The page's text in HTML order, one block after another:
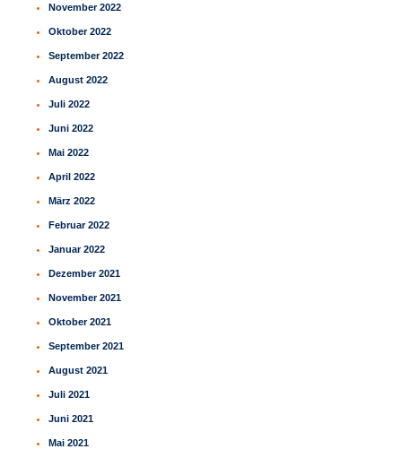
November 2022
Oktober 2022
September 2022
August 2022
Juli 2022
Juni 2022
Mai 2022
April 2022
März 2022
Februar 2022
Januar 2022
Dezember 2021
November 2021
Oktober 2021
September 2021
August 2021
Juli 2021
Juni 2021
Mai 2021